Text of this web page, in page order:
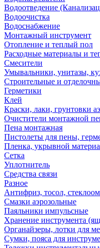
Водоотведение
Водоочистка
Водоснабжение
Монтажный инструмент
Отопление и теплый пол
Расходные материалы и
Смесители
Умывальники, унитазы,
Строительные и
Герметики
Клей
Краски, лаки, грунтовки
Очистители монтажной
Пена монтажная
Пистолеты для пены,
Пленка, укрывной
Сетка
Уплотнитель
Средства связи
Разное
Антифриз, тосол,
Смазки аэрозольные
Паяльники импульсные
Хранение инструмента
Органайзеры, лотки для
Сумки, пояса для